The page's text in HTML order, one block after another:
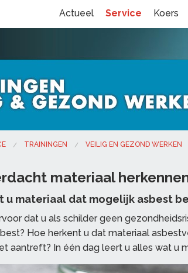
Actueel Service Koers
TRAININGEN VEILIG EN GEZOND WERKEN
materiaal
u materiaal dat mogelijk asbest
dat u als schilder geen
Hoe herkent u dat materiaal
aantreft? In één dag leert u alles wat u